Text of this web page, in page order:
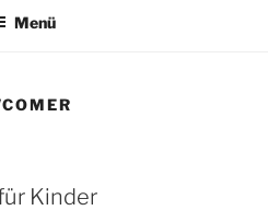
Menü
Kinder